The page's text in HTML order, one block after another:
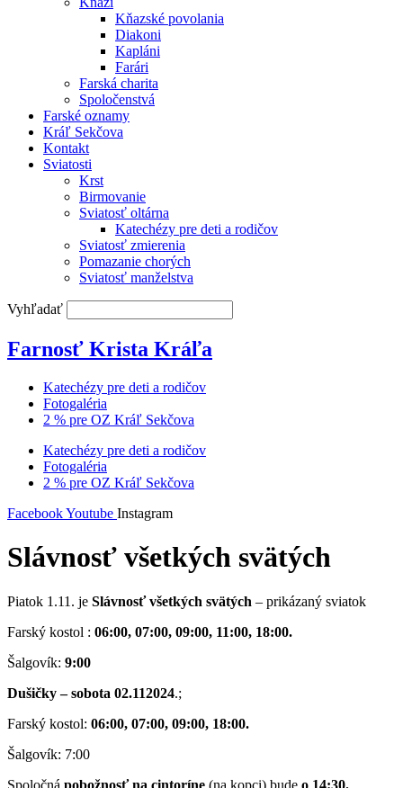
Kňazské povolania
Diakoni
Kapláni
Farári
Farská charita
Spoločenstvá
Farské oznamy
Kráľ Sekčova
Kontakt
Sviatosti
Krst
Birmovanie
Sviatosť oltárna
Katechézy pre deti a rodičov
Sviatosť zmierenia
Pomazanie chorých
Sviatosť manželstva
Vyhľadať
Farnosť Krista Kráľa
Katechézy pre deti a rodičov
Fotogaléria
2 % pre OZ Kráľ Sekčova
Katechézy pre deti a rodičov
Fotogaléria
2 % pre OZ Kráľ Sekčova
FacebookYoutube Instagram
Slávnosť všetkých svätých
Piatok 1.11. je Slávnosť všetkých svätých – prikázaný sviatok
Farský kostol : 06:00, 07:00, 09:00, 11:00, 18:00.
Šalgovík: 9:00
Dušičky – sobota 02.112024.;
Farský kostol: 06:00, 07:00, 09:00, 18:00.
Šalgovík: 7:00
Spoločná pobožnosť na cintoríne (na kopci) bude o 14:30.